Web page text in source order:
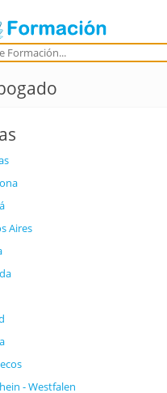
Aires
- Westfalen